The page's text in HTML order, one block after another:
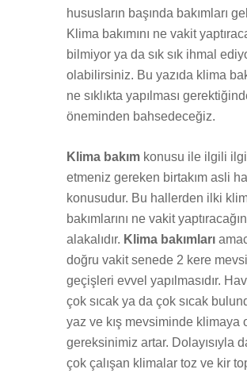
hususların başında bakımları
Klima bakımını ne vakit
bilmiyor ya da sık sık ihmal
olabilirsiniz. Bu yazıda klima
ne sıklıkta yapılması
öneminden bahsedeceğiz.
Klima bakım konusu ile ilgili ilgi
etmeniz gereken birtakım asli
konusudur. Bu hallerden ilki
bakımlarını ne vakit
alakalıdır. Klima bakımları
doğru vakit senede 2 kere
geçişleri evvel yapılmasıdır.
çok sıcak ya da çok sıcak
yaz ve kış mevsiminde klimaya
gereksinimiz artar. Dolayısıyla
çok çalışan klimalar toz ve kir